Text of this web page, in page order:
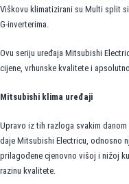
Viškovu klimatizirani su Multi split
G-inverterima.
Ovu seriju uređaja Mitsubishi
cijene, vrhunske kvalitete i
Mitsubishi klima uređaji
Upravo iz tih razloga svakim
daje Mitsubishi Electricu, odnosno
prilagođene cjenovno višoj i nižoj
razinu kvalitete.